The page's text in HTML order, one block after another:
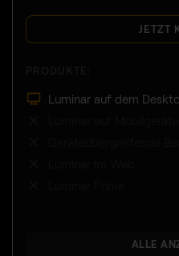
JETZT
Luminar auf dem
ALLE